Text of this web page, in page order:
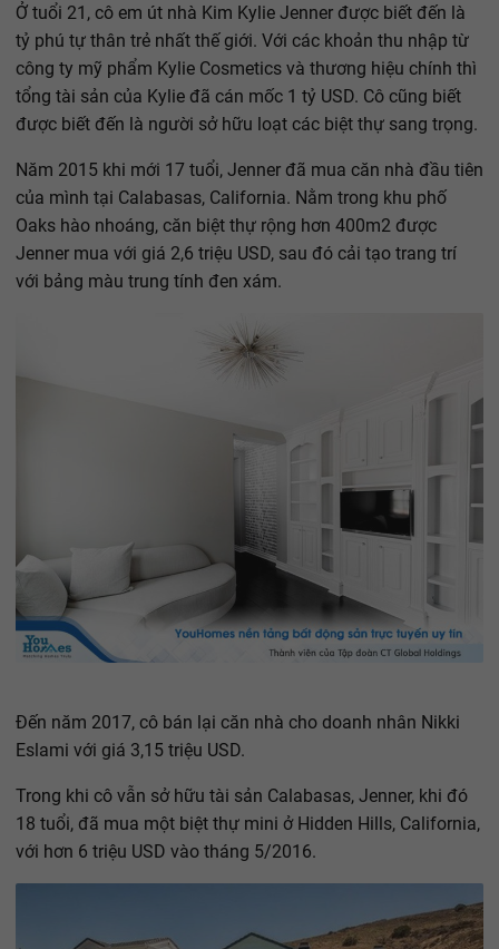
Ở tuổi 21, cô em út nhà Kim Kylie Jenner được biết đến là
tỷ phú tự thân trẻ nhất thế giới. Với các khoản thu nhập từ
công ty mỹ phẩm Kylie Cosmetics và thương hiệu chính thì
tổng tài sản của Kylie đã cán mốc 1 tỷ USD. Cô cũng biết
được biết đến là người sở hữu loạt các biệt thự sang trọng.
Năm 2015 khi mới 17 tuổi, Jenner đã mua căn nhà đầu tiên
của mình tại Calabasas, California. Nằm trong khu phố
Oaks hào nhoáng, căn biệt thự rộng hơn 400m2 được
Jenner mua với giá 2,6 triệu USD, sau đó cải tạo trang trí
với bảng màu trung tính đen xám.
Đến năm 2017, cô bán lại căn nhà cho doanh nhân Nikki
Eslami với giá 3,15 triệu USD.
Trong khi cô vẫn sở hữu tài sản Calabasas, Jenner, khi đó
18 tuổi, đã mua một biệt thự mini ở Hidden Hills, California,
với hơn 6 triệu USD vào tháng 5/2016.